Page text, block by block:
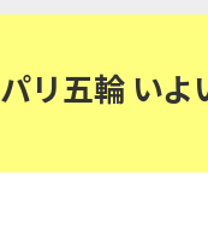
パリ五輪 いよ